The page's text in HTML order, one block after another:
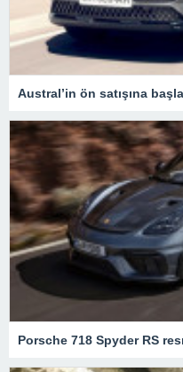
Austral’in ön satışına
Porsche 718 Spyder RS